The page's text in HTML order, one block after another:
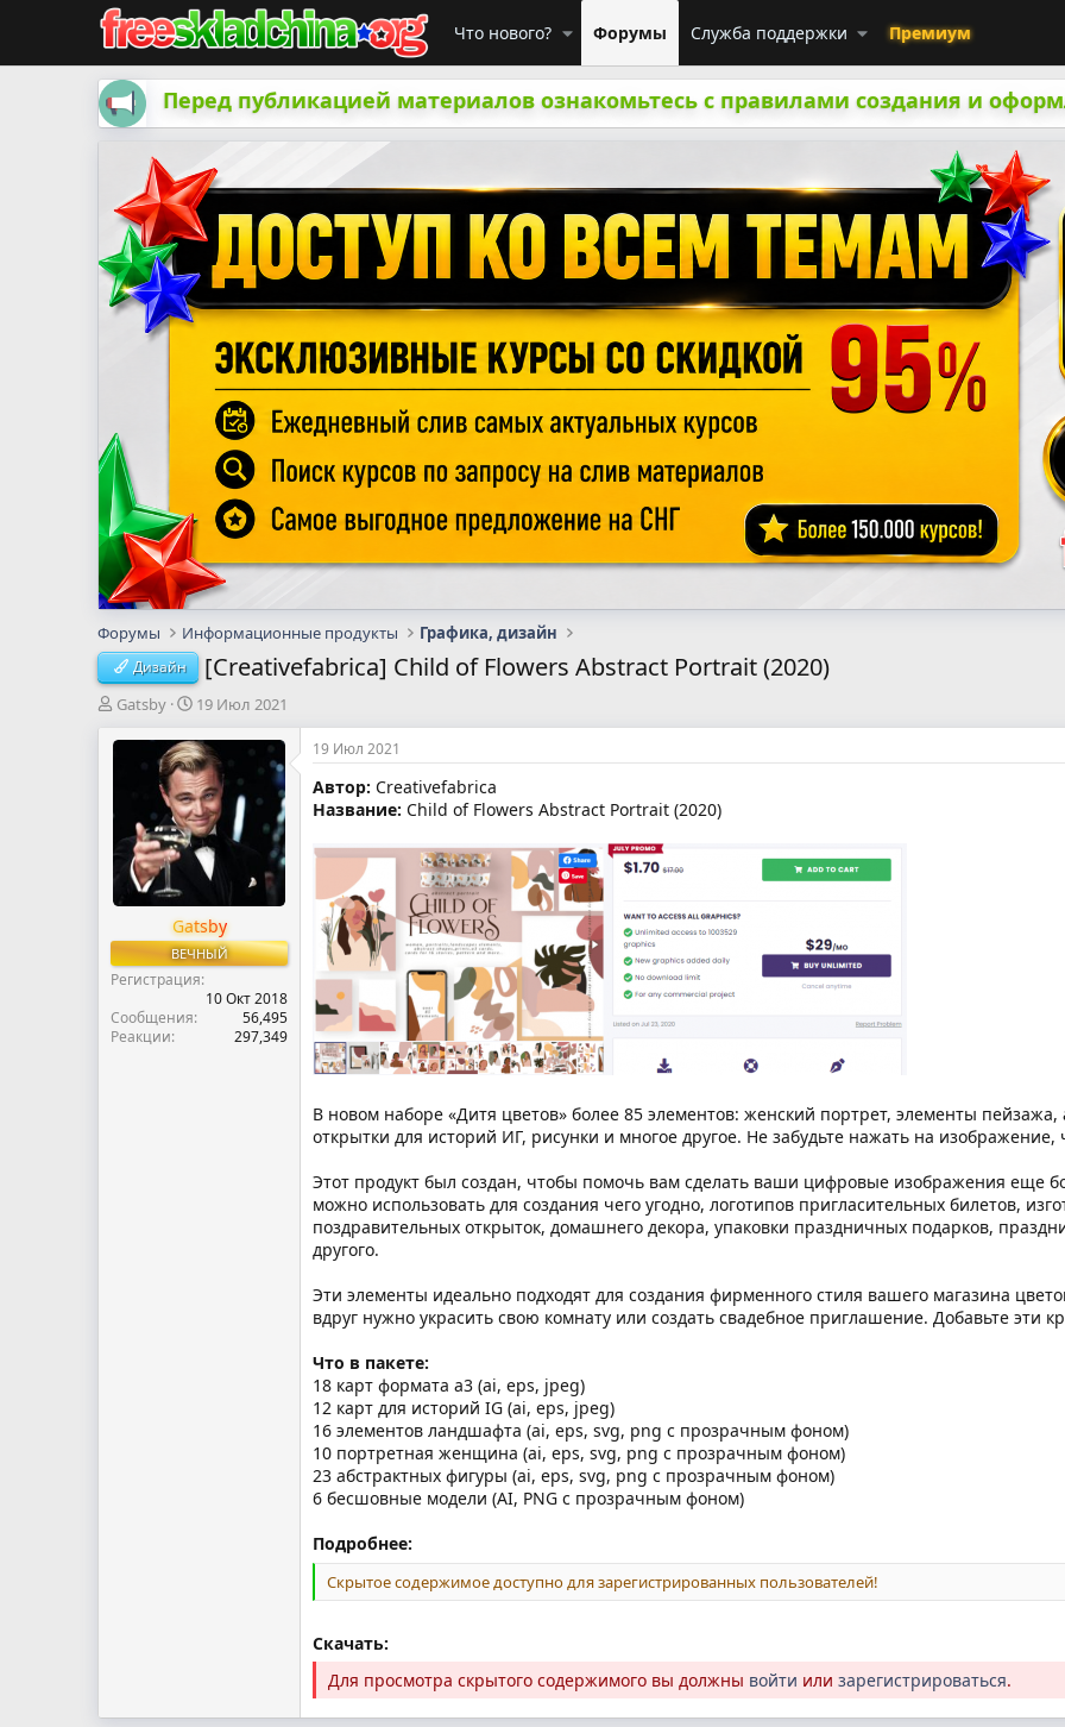
Что нового? Форумы Служба поддержки Премиум
Перед публикацией материалов ознакомьтесь с правилами создания и
Форумы Информационные продукты Графика, дизайн
Дизайн [Creativefabrica] Child of Flowers Abstract Portrait (2020)
А
т
м
ы
Gatsby
Д
т
а
н
а
ч
а
л
19 Июл 2021
Gatsby
ВЕЧНЫЙ
Регистрация
10 Окт 2018
Сообщения
56,495
Реакции
297,349
19 Июл 2021
Автор: Creativefabrica
Название: Child of Flowers Abstract Portrait (2020)
В новом наборе «Дитя цветов» более 85 элементов: женский портрет, элементы
открытки для историй ИГ, рисунки и многое другое. Не забудьте нажать на
Этот продукт был создан, чтобы помочь вам сделать ваши цифровые изображения еще
можно использовать для создания чего угодно, логотипов пригласительных билетов,
поздравительных открыток, домашнего декора, упаковки праздничных подарков,
другого.
Эти элементы идеально подходят для создания фирменного стиля вашего магазина
вдруг нужно украсить свою комнату или создать свадебное приглашение. Добавьте эти
Что в пакете:
18 карт формата a3 (ai, eps, jpeg)
12 карт для историй IG (ai, eps, jpeg)
16 элементов ландшафта (ai, eps, svg, png с прозрачным фоном)
10 портретная женщина (ai, eps, svg, png с прозрачным фоном)
23 абстрактных фигуры (ai, eps, svg, png с прозрачным фоном)
6 бесшовные модели (AI, PNG с прозрачным фоном)
Подробнее:
Скрытое содержимое доступно для зарегистрированных пользователей!
Скачать:
Для просмотра скрытого содержимого вы должны войти или зарегистрироваться.